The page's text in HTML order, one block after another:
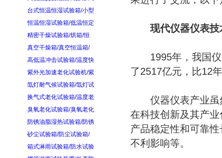
台式恒温恒湿试验箱/小型
恒温恒湿试验箱/低温恒定
精密干燥试验箱/烘箱/恒
真空干燥箱/真空恒温箱/
高低温冲击试验箱/温度快
紫外光加速老化试验机/紫
氙灯耐气候试验箱/氙灯试
换气式老化试验箱/温度老
臭氧老化试验箱/臭氧老化
防锈油脂湿热试验箱/防锈
砂尘试验箱/防尘试验箱/
箱式淋雨试验箱/防水试验
现代仪器仪表技
1995年，我国仪
了2517亿元，比12
仪器仪表产业虽
在科技创新及其产
产品稳定性和可靠
不利影响等。